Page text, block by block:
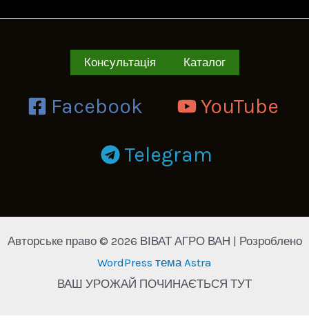
Консультація Каталог
Facebook
YouTube
Telegram
Авторське право © 2026 ВІВАТ АГРО ВАН | Розроблено
WordPress тема Astra
ВАШ УРОЖАЙ ПОЧИНАЄТЬСЯ ТУТ